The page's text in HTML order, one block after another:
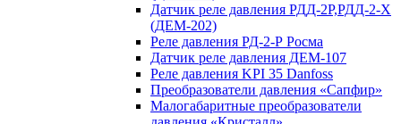
Датчик реле давления РДД-2Р,РДД-2-Х
(ДЕМ-202)
Реле давления РД-2-Р Росма
Датчик реле давления ДЕМ-107
Реле давления KPI 35 Danfoss
Преобразователи давления «Сапфир»
Малогабаритные преобразователи